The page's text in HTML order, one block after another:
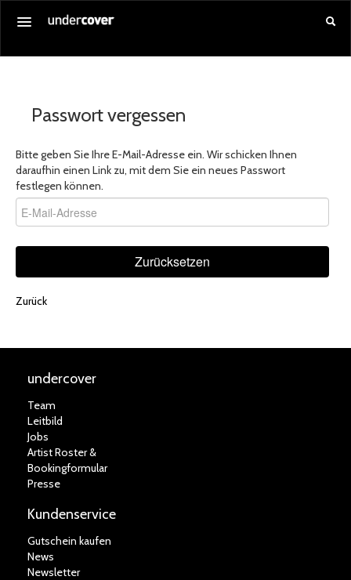
Gutschein kaufen
Service
Über uns
Anmelden
Passwort vergessen
Bitte geben Sie Ihre E-Mail-Adresse ein. Wir schicken Ihnen
daraufhin einen Link zu, mit dem Sie ein neues Passwort
festlegen können.
Zurücksetzen
Zurück
undercover
Team
Leitbild
Jobs
Artist Roster &
Bookingformular
Presse
Kundenservice
Gutschein kaufen
News
Newsletter